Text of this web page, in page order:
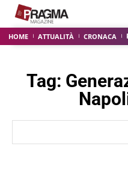
HOME ATTUALITÀ CRONACA
Tag: